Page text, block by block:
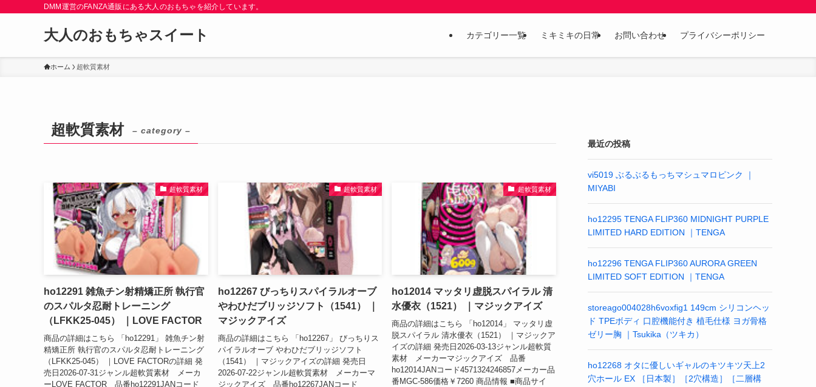
DMM運営のFANZA通販にある大人のおもちゃを紹介しています。
大人のおもちゃスイート カテゴリー一覧 ミキミキの日常 お問い合わせ プライバシーポリシー
ホーム 超軟質素材
超軟質素材 – category –
超軟質素材
ho12291 雑魚チン射精矯正所 執行官
のスパルタ忍耐トレーニング
（LFKK25-045） ｜LOVE FACTOR
商品の詳細はこちら 「ho12291」 雑魚チン射
精矯正所 執行官のスパルタ忍耐トレーニング
（LFKK25-045） ｜LOVE FACTORの詳細 発
売日2026-07-31ジャンル超軟質素材 メーカ
ーLOVE FACTOR 品番ho12291JANコード
超軟質素材
ho12267 びっちりスパイラルオーブ
やわひだブリッジソフト（1541） ｜
マジックアイズ
商品の詳細はこちら 「ho12267」 びっちりス
パイラルオーブ やわひだブリッジソフト
（1541） ｜マジックアイズの詳細 発売日
2026-07-22ジャンル超軟質素材 メーカーマ
ジックアイズ 品番ho12267JANコード
超軟質素材
ho12014 マッタリ虚脱スパイラル 清
水優衣（1521） ｜マジックアイズ
商品の詳細はこちら 「ho12014」 マッタリ虚
脱スパイラル 清水優衣（1521） ｜マジックア
イズの詳細 発売日2026-03-13ジャンル超軟質
素材 メーカーマジックアイズ 品番
ho12014JANコード4571324246857メーカー品
番MGC-586価格￥7260 商品情報 ■商品サイ
最近の投稿
vi5019 ぶるぶるもっちマシュマロピンク ｜
MIYABI
ho12295 TENGA FLIP360 MIDNIGHT PURPLE
LIMITED HARD EDITION ｜TENGA
ho12296 TENGA FLIP360 AURORA GREEN
LIMITED SOFT EDITION ｜TENGA
storeago004028h6voxfig1 149cm シリコンヘッ
ド TPEボディ 口腔機能付き 植毛仕様 ヨガ骨格
ゼリー胸 ｜Tsukika（ツキカ）
ho12268 オタに優しいギャルのキツキツ天上2
穴ホール EX ［日本製］［2穴構造］［二層構